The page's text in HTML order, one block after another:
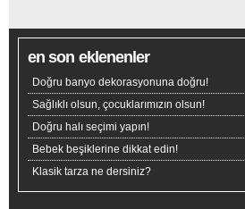
en son eklenenler
Doğru banyo dekorasyonuna doğru!
Sağlıklı olsun, çocuklarımızın olsun!
Doğru halı seçimi yapın!
Bebek beşiklerine dikkat edin!
Klasik tarza ne dersiniz?